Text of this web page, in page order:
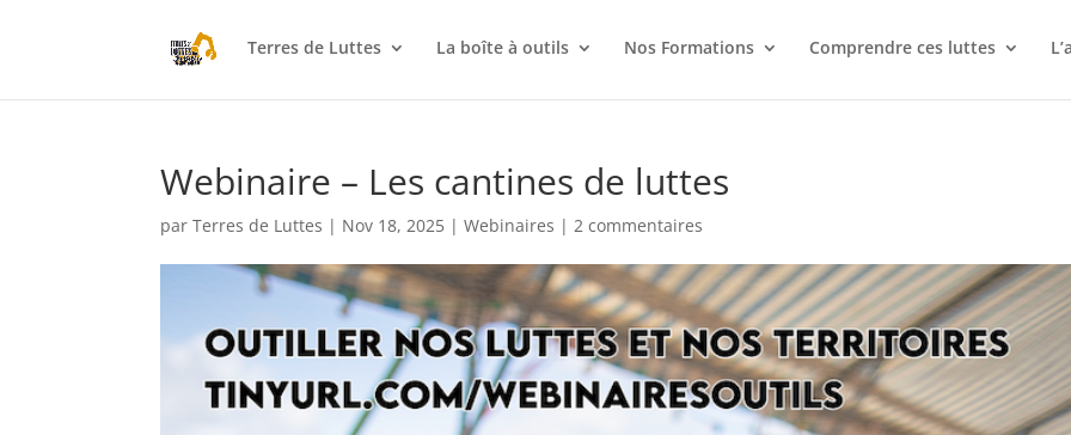
Terres de Luttes La boîte à outils Nos Formations Comprendre ces luttes
Webinaire – Les cantines de luttes
parTerres de Luttes | Nov 18, 2025 |Webinaires |2 commentaires